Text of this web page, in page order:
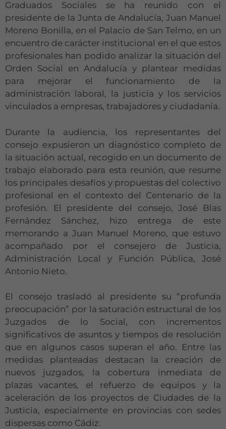
Graduados Sociales se ha reunido con el
presidente de la Junta de Andalucía, Juan Manuel
Moreno Bonilla, en el Palacio de San Telmo, en un
encuentro de carácter institucional en el que estos
profesionales han podido analizar la situación del
Orden Social en Andalucía y plantear medidas
para mejorar el funcionamiento de la
administración laboral, la justicia y los servicios
vinculados a empresas, trabajadores y ciudadanía.
Durante la audiencia, los representantes del
consejo expusieron un diagnóstico completo de
la situación actual, recogido en un documento de
trabajo elaborado para esta reunión, que resume
los principales desafíos y propuestas del colectivo
profesional en el contexto del Centenario de la
profesión. El presidente del consejo, José Blas
Fernández Sánchez, hizo entrega de este
memorando a Juan Manuel Moreno, que estuvo
acompañado por el consejero de Justicia,
Administración Local y Función Pública, José
Antonio Nieto.
El consejo trasladó al presidente su “profunda
preocupación” por la saturación estructural de los
Juzgados de lo Social, con incrementos
significativos de asuntos y tiempos de resolución
que en algunos casos superan el año. Entre las
medidas planteadas destacan la creación de
nuevos juzgados, la cobertura inmediata de
plazas vacantes, el refuerzo de equipos y la
aceleración de los proyectos de Ciudades de la
Justicia, especialmente en provincias con sedes
dispersas como Cádiz.